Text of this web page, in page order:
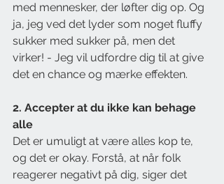
med mennesker, der løfter dig op. Og
ja, jeg ved det lyder som noget fluffy
sukker med sukker på, men det
virker! - Jeg vil udfordre dig til at give
det en chance og mærke effekten.
2. Accepter at du ikke kan behage
alle
Det er umuligt at være alles kop te,
og det er okay. Forstå, at når folk
reagerer negativt på dig, siger det